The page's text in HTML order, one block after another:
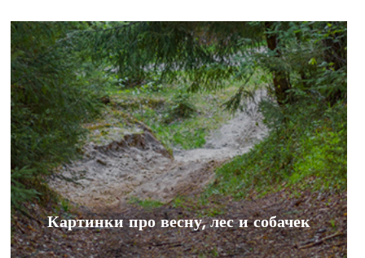
Картинки про весну, лес и собачек